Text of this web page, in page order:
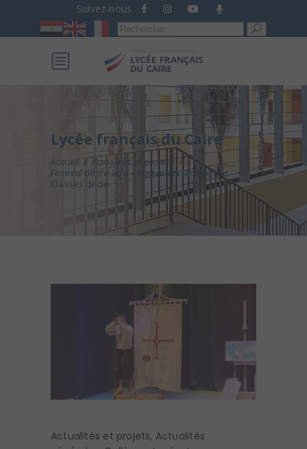
Suivez-nous
Recherche
pour :
Lycée français du Caire
Accueil / Actualités et projets
/
Festival de théâtre – Nouveaux Mondes –
Classes de 5e
Actualités et projets, Actualités